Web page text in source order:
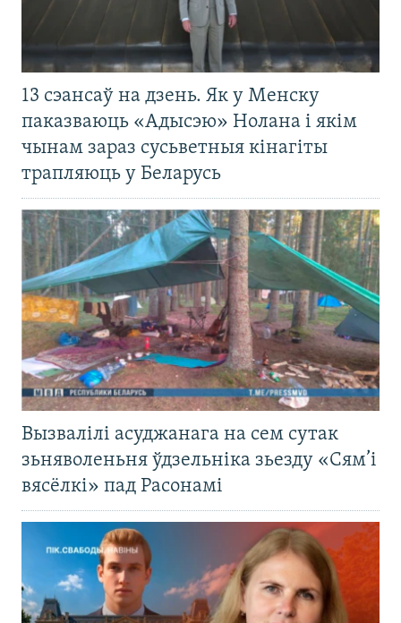
13 сэансаў на дзень. Як у Менску
паказваюць «Адысэю» Нолана і якім
чынам зараз сусьветныя кінагіты
трапляюць у Беларусь
Вызвалілі асуджанага на сем сутак
зьняволеньня ўдзельніка зьезду «Сям’і
вясёлкі» пад Расонамі